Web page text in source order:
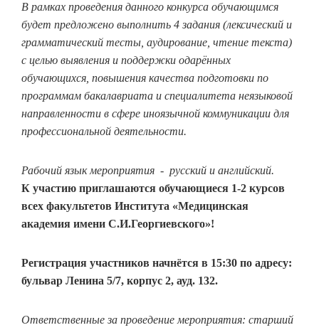
В рамках проведения данного конкурса обучающимся
будет предложено выполнить 4 задания (лексический и
грамматический тесты, аудирование, чтение текста)
с целью выявления и поддержки одарённых
обучающихся, повышения качества подготовки по
программам бакалавриата и специалитета неязыковой
направленности в сфере иноязычной коммуникации для
профессиональной деятельности.
Рабочий язык мероприятия - русский и английский.
К участию приглашаются обучающиеся 1-2 курсов
всех факультетов Института «Медицинская
академия имени С.И.Георгиевского»!
Регистрация участников начнётся в 15:30 по адресу:
бульвар Ленина 5/7, корпус 2, ауд. 132.
Ответственные за проведение мероприятия: старший